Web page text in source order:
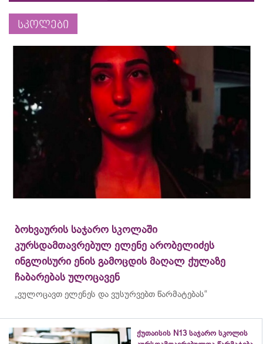
სკოლები
ბოხვაურის საჯარო სკოლაში
კურსდამთავრებულ ელენე არობელიძეს
ინგლისური ენის გამოცდის მაღალ ქულაზე
ჩაბარებას ულოცავენ
„ვულოცავთ ელენეს და ვუსურვებთ წარმატებას“
ქუთაისის N13 საჯარო სკოლის